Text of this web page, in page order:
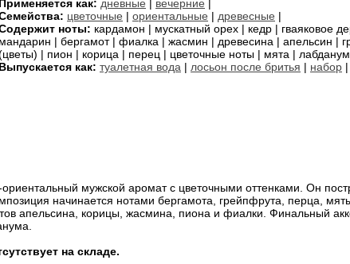
Применяется как: дневные | вечерние |
цветочные | ориентальные | древесные |
ноты: кардамон | мускатный орех | кедр | гваяковое
мандарин | бергамот | фиалка | жасмин | древесина | апельсин |
| пион | корица | перец | цветочные ноты | мята |
Выпускается как: туалетная вода | лосьон после бритья | набор |
мужской аромат с цветочными оттенками. Он
начинается нотами бергамота, грейпфрута, перца,
апельсина, корицы, жасмина, пиона и фиалки. Финальный
на складе.